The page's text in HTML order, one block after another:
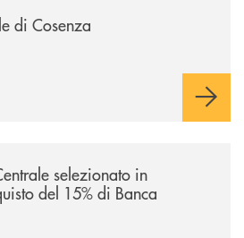
di Cosenza
selezionato in
del 15% di Banca